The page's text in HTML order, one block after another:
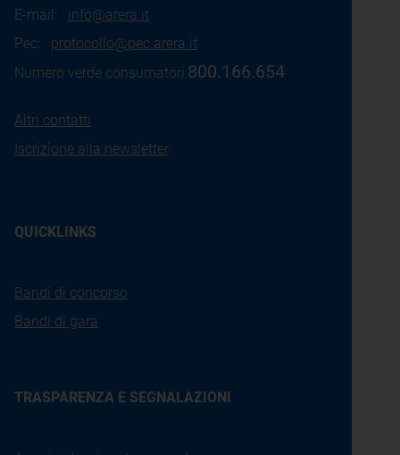
E-mail: info@arera.it
Pec: protocollo@pec.arera.it
Numero verde consumatori:800.166.654
Altri contatti
Iscrizione alla newsletter
QUICKLINKS
Bandi di concorso
Bandi di gara
TRASPARENZA E SEGNALAZIONI